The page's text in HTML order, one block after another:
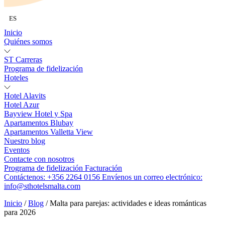
ES
Inicio
Quiénes somos
ST Carreras
Programa de fidelización
Hoteles
Hotel Alavits
Hotel Azur
Bayview Hotel y Spa
Apartamentos Blubay
Apartamentos Valletta View
Nuestro blog
Eventos
Contacte con nosotros
Programa de fidelización Facturación
Contáctenos: +356 2264 0156 Envíenos un correo electrónico:
info@sthotelsmalta.com
Inicio /Blog /Malta para parejas: actividades e ideas románticas
para 2026